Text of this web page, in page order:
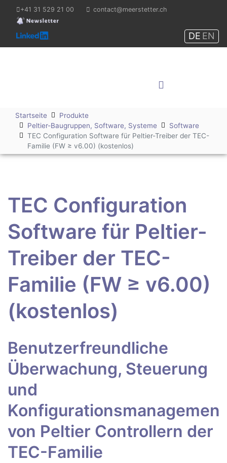
+41 31 529 21 00 contact@meerstetter.ch
DE EN
Startseite
Produkte
Peltier-Baugruppen, Software, Systeme
Software
TEC Configuration Software für Peltier-Treiber der TEC-
Familie (FW ≥ v6.00) (kostenlos)
TEC Configuration
Software für Peltier-
Treiber der TEC-
Familie (FW ≥ v6.00)
(kostenlos)
Benutzerfreundliche
Überwachung, Steuerung
und
Konfigurationsmanagement
von Peltier Controllern der
TEC-Familie